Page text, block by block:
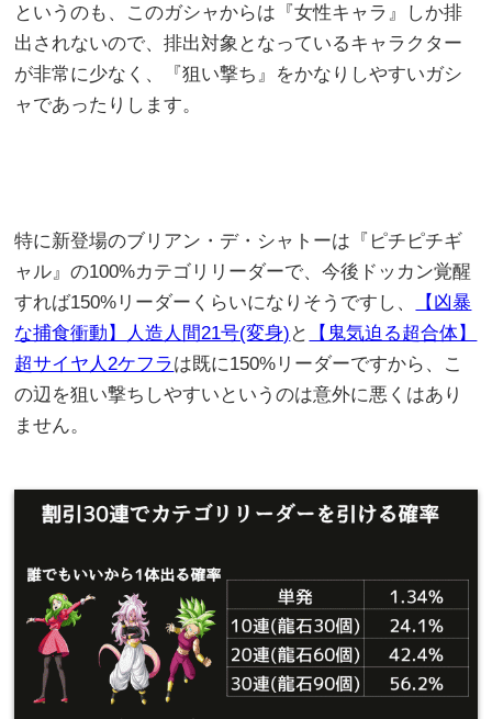
というのも、このガシャからは『女性キャラ』しか排
出されないので、排出対象となっているキャラクター
が非常に少なく、『狙い撃ち』をかなりしやすいガシ
ャであったりします。
特に新登場のブリアン・デ・シャトーは『ピチピチギ
ャル』の100%カテゴリリーダーで、今後ドッカン覚醒
すれば150%リーダーくらいになりそうですし、
【凶暴
な捕食衝動】人造人間21号(変身) と
【鬼気迫る超合体】
超サイヤ人2ケフラ は既に150%リーダーですから、こ
の辺を狙い撃ちしやすいというのは意外に悪くはあり
ません。